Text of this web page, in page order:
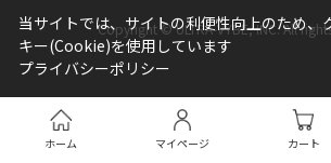
ホーム マイページ カート
Copyright © ULTRA-VYBE, INC. All
当サイトでは、サイトの利便性向上のため、
キー(Cookie)を使用しています
プライバシーポリシー